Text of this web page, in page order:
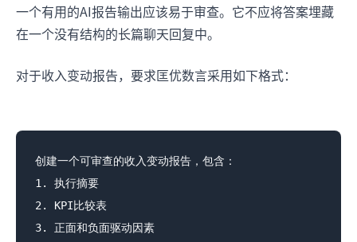
一个有用的AI报告输出应该易于审查。它不应将答案埋藏
在一个没有结构的长篇聊天回复中。
对于收入变动报告，要求匡优数言采用如下格式：
创建一个可审查的收入变动报告，包含：
1. 执行摘要
2. KPI比较表
3. 正面和负面驱动因素